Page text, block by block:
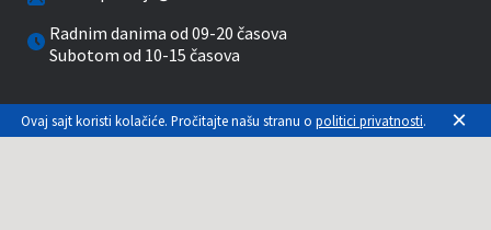
Radnim danima od 09-20 časova
Subotom od 10-15 časova
facebooktwitterpinterestinstagramyoutube
Ovaj sajt koristi kolačiće. Pročitajte našu stranu o politici privatnosti. ×